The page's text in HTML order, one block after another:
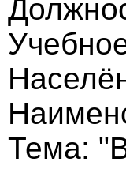
Тема: